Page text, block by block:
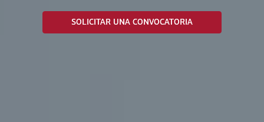
SOLICITAR UNA CONVOCATORIA